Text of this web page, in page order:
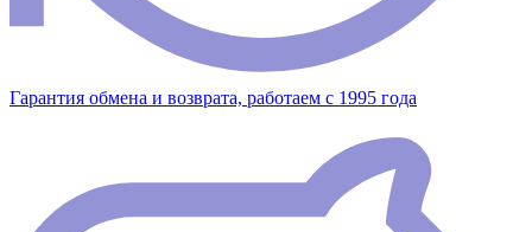
Гарантия обмена и возврата, работаем с 1995 года